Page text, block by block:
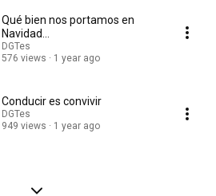
Qué bien nos portamos en
Navidad…
DGTes
576 views
1 year ago
Conducir es convivir
DGTes
949 views
1 year ago